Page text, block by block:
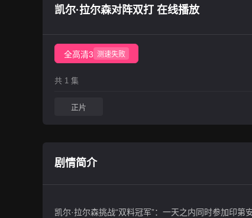
凯尔·拉尔森对阵双打 在线播放
全高清3 测速失败
共 1 集
正片
剧情简介
凯尔·拉尔森挑战“双料冠军”：一天之内同时参加印